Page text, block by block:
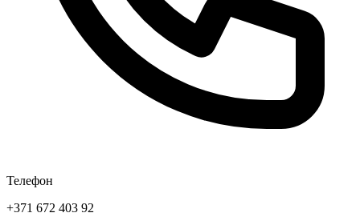
Телефон
+371 672 403 92